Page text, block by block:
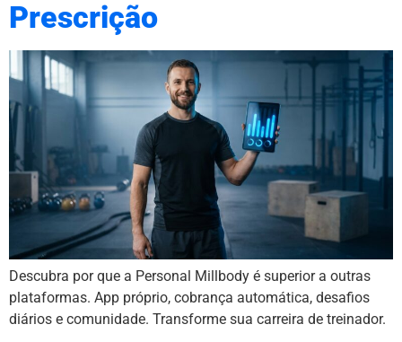
Prescrição
Descubra por que a Personal Millbody é superior a outras
plataformas. App próprio, cobrança automática, desafios
diários e comunidade. Transforme sua carreira de treinador.